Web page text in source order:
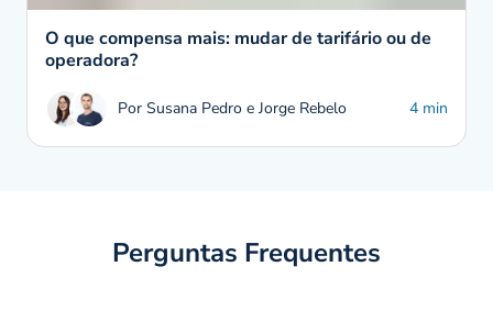
O que compensa mais: mudar de tarifário ou de
operadora?
Por Susana Pedro e Jorge Rebelo 4 min
Perguntas Frequentes